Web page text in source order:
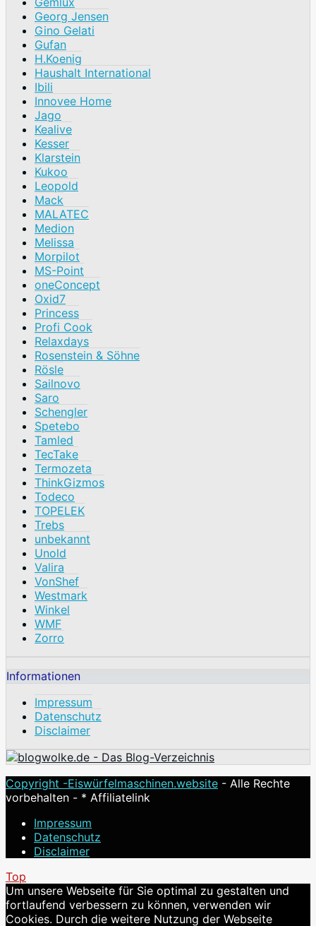
Georg Jensen
Gino Gelati
Gufan
H.Koenig
Haushalt International
Ibili
Innovee Home
Jago
Kealive
Kesser
Klarstein
Kukoo
Leopold
Mack
MALATEC
Medion
Melissa
Morpilot
MS-Point
oneConcept
Oxid7
Princess
Profi Cook
Relaxdays
Rosenstein & Söhne
Rösle
Sailnovo
Saro
Schengler
Spetebo
Tamled
TecTake
Termozeta
ThinkGizmos
Todeco
TOPELEK
Trebs
unbekannt
Unold
Valira
VonShef
Westmark
Winkel
WMF
Zorro
Informationen
Impressum
Datenschutz
Disclaimer
Copyright -Eiswürfelmaschinen.website - Alle Rechte
vorbehalten - * Affiliatelink
Impressum
Datenschutz
Disclaimer
Top
Um unsere Webseite für Sie optimal zu gestalten und
fortlaufend verbessern zu können, verwenden wir
Cookies. Durch die weitere Nutzung der Webseite